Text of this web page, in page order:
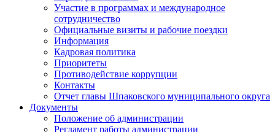
Участие в программах и международное
сотрудничество
Официальные визиты и рабочие поездки
Информация
Кадровая политика
Приоритеты
Противодействие коррупции
Контакты
Отчет главы Шпаковского муниципального округа
Документы
Положение об администрации
Регламент работы администрации